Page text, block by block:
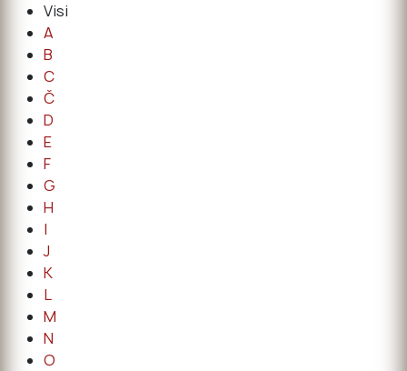
Visi
A
B
C
Č
D
E
F
G
H
I
J
K
L
M
N
O